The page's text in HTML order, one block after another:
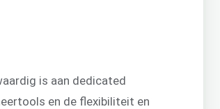
is aan dedicated
en de flexibiliteit en